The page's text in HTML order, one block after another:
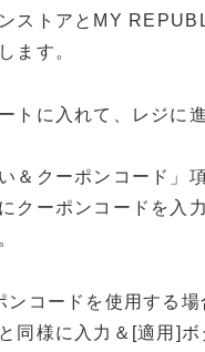
ストアとMY
ます。
トに入れて、レジに
＆クーポンコード」
クーポンコードを入
ンコードを使用する
同様に入力＆[適用]ボ